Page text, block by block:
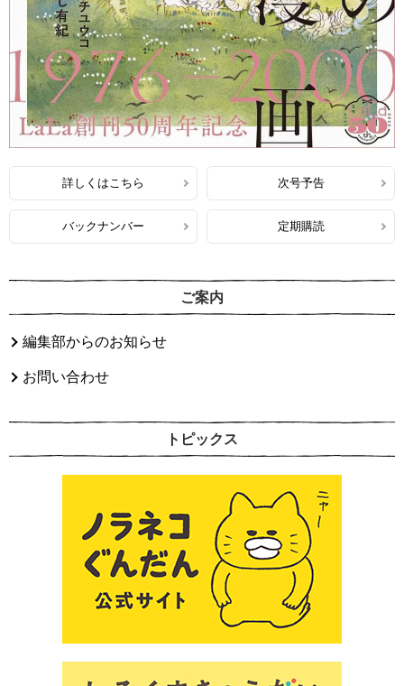
詳しくはこちら 次号予告
バックナンバー 定期購読
ご案内
編集部からのお知らせ
お問い合わせ
トピックス